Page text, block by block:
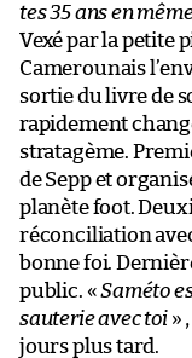
tes 35 ans en
Vexé par la petite
Camerounais
sortie du livre de
rapidement
stratagème.
de Sepp et
planète foot.
réconciliation
bonne foi.
public. «Saméto
sauterie avec toi»
jours plus tard.